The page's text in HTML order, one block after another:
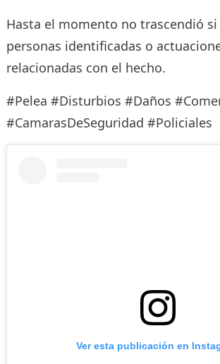
Hasta el momento no trascendió
personas identificadas o
relacionadas con el hecho.
#Pelea #Disturbios #Daños
#CamarasDeSeguridad #Policiales
Ver esta publicación en